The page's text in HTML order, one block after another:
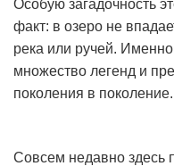
Особую загадочность
факт: в озеро не
река или ручей.
множество легенд и
поколения в поколение.
Совсем недавно здесь